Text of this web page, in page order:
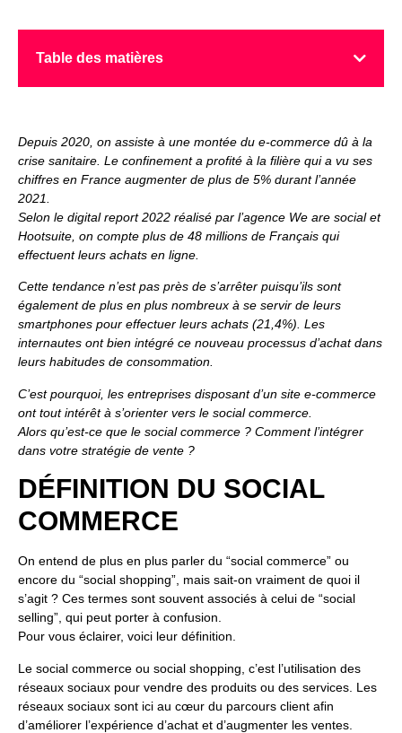
Table des matières
Depuis 2020, on assiste à une montée du e-commerce dû à la
crise sanitaire. Le confinement a profité à la filière qui a vu ses
chiffres en France augmenter de plus de 5% durant l’année
2021.
Selon le digital report 2022 réalisé par l’agence We are social et
Hootsuite, on compte plus de 48 millions de Français qui
effectuent leurs achats en ligne.
Cette tendance n’est pas près de s’arrêter puisqu’ils sont
également de plus en plus nombreux à se servir de leurs
smartphones pour effectuer leurs achats (21,4%). Les
internautes ont bien intégré ce nouveau processus d’achat dans
leurs habitudes de consommation.
C’est pourquoi, les entreprises disposant d’un site e-commerce
ont tout intérêt à s’orienter vers le social commerce.
Alors qu’est-ce que le social commerce ? Comment l’intégrer
dans votre stratégie de vente ?
DÉFINITION DU SOCIAL
COMMERCE
On entend de plus en plus parler du “social commerce” ou
encore du “social shopping”, mais sait-on vraiment de quoi il
s’agit ? Ces termes sont souvent associés à celui de “social
selling”, qui peut porter à confusion.
Pour vous éclairer, voici leur définition.
Le social commerce ou social shopping, c’est l’utilisation des
réseaux sociaux pour vendre des produits ou des services. Les
réseaux sociaux sont ici au cœur du parcours client afin
d’améliorer l’expérience d’achat et d’augmenter les ventes.